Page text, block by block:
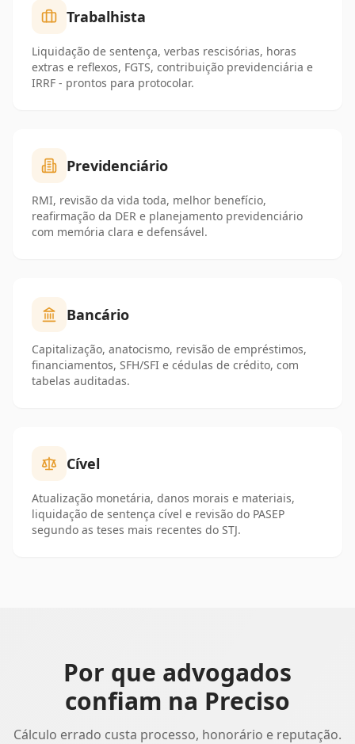
Trabalhista
Liquidação de sentença, verbas rescisórias, horas
extras e reflexos, FGTS, contribuição previdenciária e
IRRF - prontos para protocolar.
Previdenciário
RMI, revisão da vida toda, melhor benefício,
reafirmação da DER e planejamento previdenciário
com memória clara e defensável.
Bancário
Capitalização, anatocismo, revisão de empréstimos,
financiamentos, SFH/SFI e cédulas de crédito, com
tabelas auditadas.
Cível
Atualização monetária, danos morais e materiais,
liquidação de sentença cível e revisão do PASEP
segundo as teses mais recentes do STJ.
Por que advogados
confiam na Preciso
Cálculo errado custa processo, honorário e reputação.